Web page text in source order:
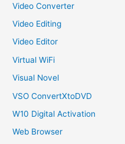
Video Converter
Video Editing
Video Editor
Virtual WiFi
Visual Novel
VSO ConvertXtoDVD
W10 Digital Activation
Web Browser